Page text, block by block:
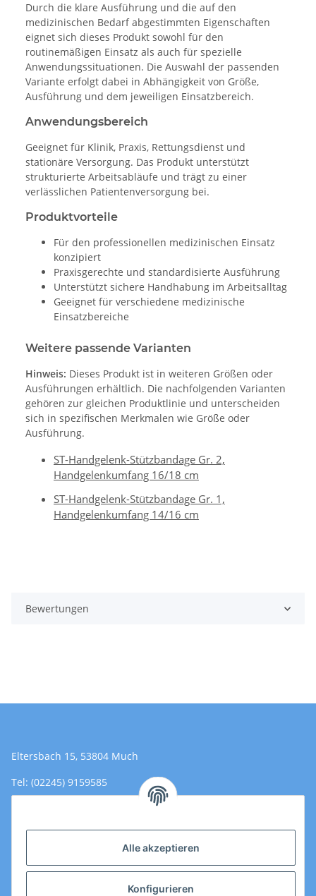
Alle akzeptieren
Konfigurieren
Durch die klare Ausführung und die auf den
medizinischen Bedarf abgestimmten Eigenschaften
eignet sich dieses Produkt sowohl für den
routinemäßigen Einsatz als auch für spezielle
Anwendungssituationen. Die Auswahl der passenden
Variante erfolgt dabei in Abhängigkeit von Größe,
Ausführung und dem jeweiligen Einsatzbereich.
Anwendungsbereich
Geeignet für Klinik, Praxis, Rettungsdienst und
stationäre Versorgung. Das Produkt unterstützt
strukturierte Arbeitsabläufe und trägt zu einer
verlässlichen Patientenversorgung bei.
Produktvorteile
Für den professionellen medizinischen Einsatz
konzipiert
Praxisgerechte und standardisierte Ausführung
Unterstützt sichere Handhabung im Arbeitsalltag
Geeignet für verschiedene medizinische
Einsatzbereiche
Weitere passende Varianten
Hinweis: Dieses Produkt ist in weiteren Größen oder
Ausführungen erhältlich. Die nachfolgenden Varianten
gehören zur gleichen Produktlinie und unterscheiden
sich in spezifischen Merkmalen wie Größe oder
Ausführung.
ST-Handgelenk-Stützbandage Gr. 2,
Handgelenkumfang 16/18 cm
ST-Handgelenk-Stützbandage Gr. 1,
Handgelenkumfang 14/16 cm
Bewertungen
Eltersbach 15, 53804 Much
Tel: (02245) 9159585
Email: Kontakt@toromedical.de
Öffnungszeiten (Mo-Fr.) 8:00 - 17:00